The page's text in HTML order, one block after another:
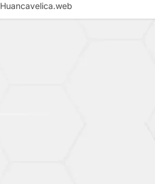
Huancavelica.web